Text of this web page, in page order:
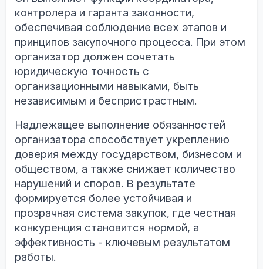
контролера и гаранта законности,
обеспечивая соблюдение всех этапов и
принципов закупочного процесса. При этом
организатор должен сочетать
юридическую точность с
организационными навыками, быть
независимым и беспристрастным.
Надлежащее выполнение обязанностей
организатора способствует укреплению
доверия между государством, бизнесом и
обществом, а также снижает количество
нарушений и споров. В результате
формируется более устойчивая и
прозрачная система закупок, где честная
конкуренция становится нормой, а
эффективность - ключевым результатом
работы.